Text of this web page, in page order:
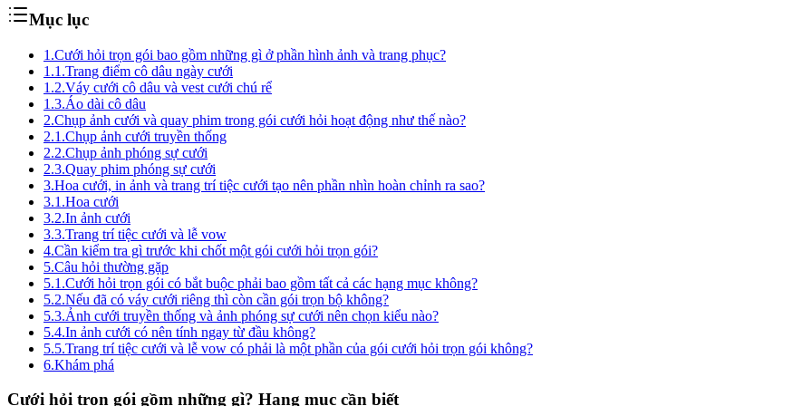
Mục lục
1.Cưới hỏi trọn gói bao gồm những gì ở phần hình ảnh và trang phục?
1.1.Trang điểm cô dâu ngày cưới
1.2.Váy cưới cô dâu và vest cưới chú rể
1.3.Áo dài cô dâu
2.Chụp ảnh cưới và quay phim trong gói cưới hỏi hoạt động như thế nào?
2.1.Chụp ảnh cưới truyền thống
2.2.Chụp ảnh phóng sự cưới
2.3.Quay phim phóng sự cưới
3.Hoa cưới, in ảnh và trang trí tiệc cưới tạo nên phần nhìn hoàn chỉnh ra sao?
3.1.Hoa cưới
3.2.In ảnh cưới
3.3.Trang trí tiệc cưới và lễ vow
4.Cần kiểm tra gì trước khi chốt một gói cưới hỏi trọn gói?
5.Câu hỏi thường gặp
5.1.Cưới hỏi trọn gói có bắt buộc phải bao gồm tất cả các hạng mục không?
5.2.Nếu đã có váy cưới riêng thì còn cần gói trọn bộ không?
5.3.Ảnh cưới truyền thống và ảnh phóng sự cưới nên chọn kiểu nào?
5.4.In ảnh cưới có nên tính ngay từ đầu không?
5.5.Trang trí tiệc cưới và lễ vow có phải là một phần của gói cưới hỏi trọn gói không?
6.Khám phá
Cưới hỏi trọn gói gồm những gì? Hạng mục cần biết